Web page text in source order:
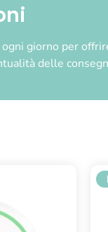
giorno per
delle